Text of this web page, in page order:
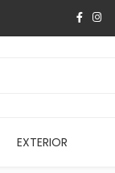
EXTERIOR